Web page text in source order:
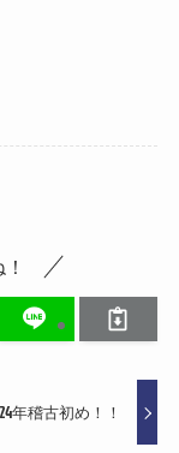
年稽古初め！！